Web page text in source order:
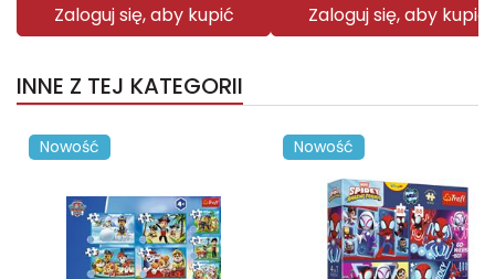
Zaloguj się, aby kupić Zaloguj się, aby kupić
INNE Z TEJ KATEGORII
Nowość Nowość